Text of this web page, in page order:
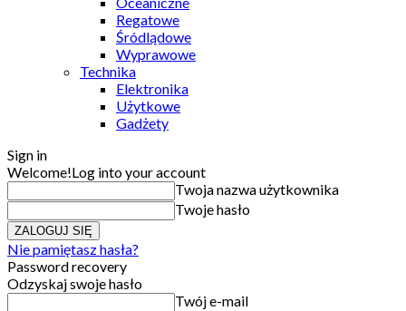
Regatowe
Śródlądowe
Wyprawowe
Technika
Elektronika
Użytkowe
Gadżety
Sign in
Welcome!Log into your account
Twoja nazwa użytkownika
Twoje hasło
Nie pamiętasz hasła?
Password recovery
Odzyskaj swoje hasło
Twój e-mail